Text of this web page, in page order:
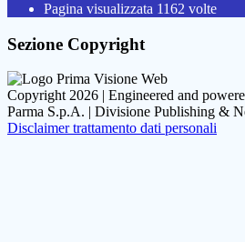
Pagina visualizzata 1162 volte
Sezione Copyright
Copyright 2026 | Engineered and
Parma S.p.A. | Divisione Publishing &
Disclaimer trattamento dati personali